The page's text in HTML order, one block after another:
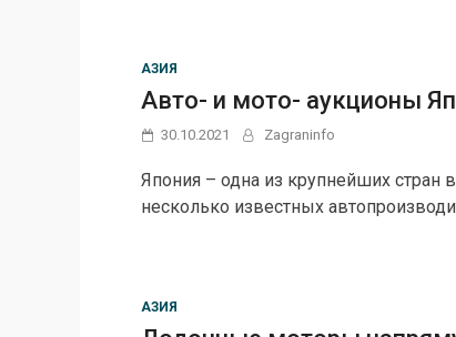
АЗИЯ
Авто- и мото- аукционы
30.10.2021 Zagraninfo
Япония – одна из крупнейших стран
несколько известных
АЗИЯ